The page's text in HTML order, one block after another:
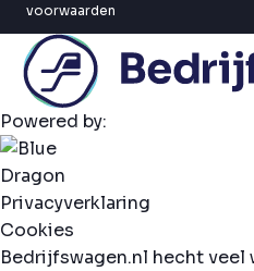
voorwaarden
Powered by:
Privacyverklaring
Cookies
Bedrijfswagen.nl hecht veel